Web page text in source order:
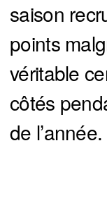
saison
points
véritable
côtés
de l’année.